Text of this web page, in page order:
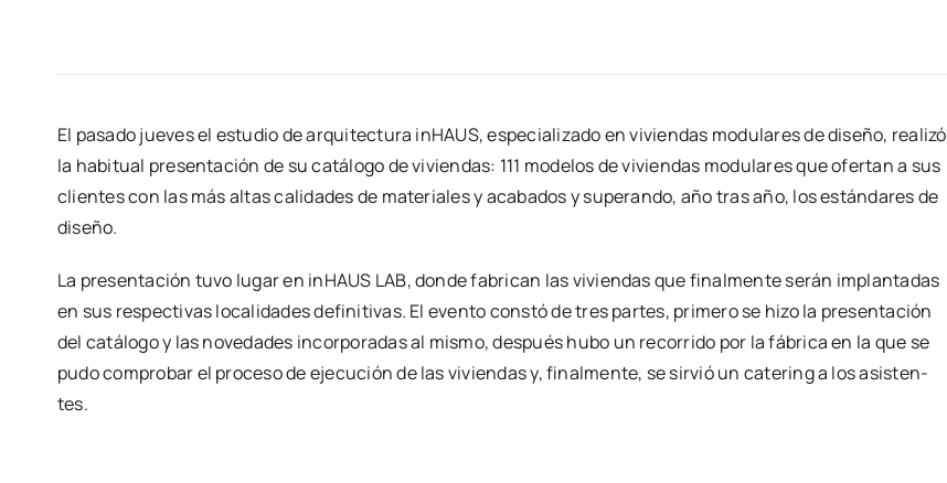
El pasa­do jue­ves el estu­dio de arqui­tec­tu­ra inHAUS, espe­cia­li­za­do en vivien­das modu­la­res de dise­ño, reali­zó
la habi­tual pre­sen­ta­ción de su catá­lo­go de vivien­das: 111 mode­los de vivien­das modu­la­res que ofer­tan a sus
clien­tes con las más altas cali­da­des de mate­ria­les y aca­ba­dos y superan­do, año tras año, los están­da­res de
dise­ño.
La pre­sen­ta­ción tuvo lugar en inHAUS LAB, don­de fabri­can las vivien­das que final­men­te serán implan­ta­das
en sus res­pec­ti­vas loca­li­da­des defi­ni­ti­vas. El even­to cons­tó de tres par­tes, pri­me­ro se hizo la pre­sen­ta­ción
del catá­lo­go y las nove­da­des incor­po­ra­das al mis­mo, des­pués hubo un reco­rri­do por la fábri­ca en la que se
pudo com­pro­bar el pro­ce­so de eje­cu­ción de las vivien­das y, final­men­te, se sir­vió un cate­ring a los asis­ten­
tes.